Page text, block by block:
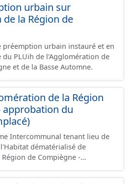
urbain sur
la Région de
préemption urbain instauré et en
du PLUih de l'Agglomération de
et de la Basse Automne.
de la Région
approbation du
Intercommunal tenant lieu de
dématérialisé de
de Compiègne -